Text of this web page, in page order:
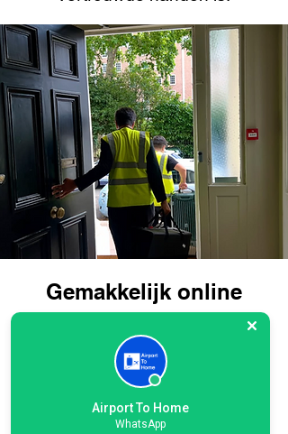
Gemakkelijk online
bagagebezorging op
Heathrow International
Terminal 6 Airport: reis
Airport To Home
WhatsApp